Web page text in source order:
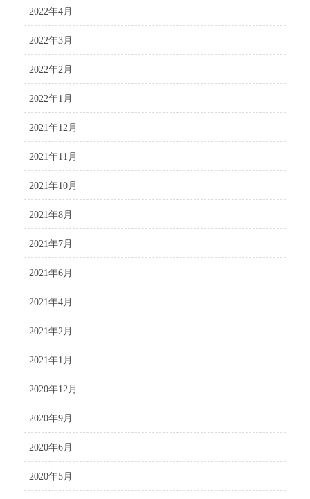
2022年4月
2022年3月
2022年2月
2022年1月
2021年12月
2021年11月
2021年10月
2021年8月
2021年7月
2021年6月
2021年4月
2021年2月
2021年1月
2020年12月
2020年9月
2020年6月
2020年5月